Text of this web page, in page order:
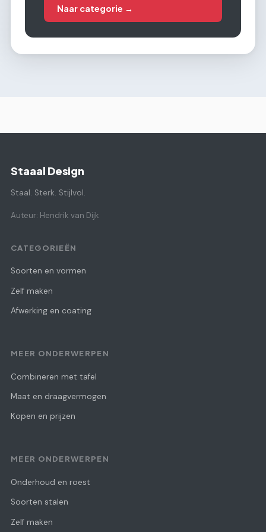
Naar categorie →
Staaal Design
Staal. Sterk. Stijlvol.
Auteur: Hendrik van Dijk
CATEGORIEËN
Soorten en vormen
Zelf maken
Afwerking en coating
MEER ONDERWERPEN
Combineren met tafel
Maat en draagvermogen
Kopen en prijzen
MEER ONDERWERPEN
Onderhoud en roest
Soorten stalen
Zelf maken